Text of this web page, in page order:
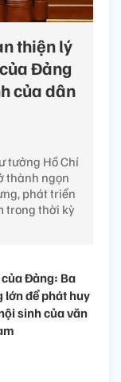
thiện lý
Đảng
của dân
tưởng Hồ Chí
thành ngọn
phát triển
trong thời kỳ
Đảng: Ba
lớn để phát huy
sinh của văn